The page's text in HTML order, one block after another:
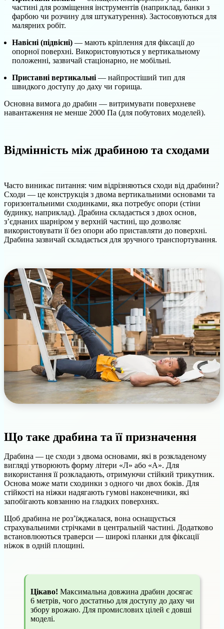
частині для розміщення інструментів (наприклад, банки з
фарбою чи розчину для штукатурення). Застосовуються для
малярних робіт.
Навісні (підвісні) — мають кріплення для фіксації до
опорної поверхні. Використовуються у вертикальному
положенні, зазвичай стаціонарно, не мобільні.
Приставні вертикальні — найпростіший тип для
швидкого доступу до даху чи горища.
Основна вимога до драбин — витримувати поверхневе
навантаження не менше 2000 Па (для побутових моделей).
Відмінність між драбиною та сходами
Часто виникає питання: чим відрізняються сходи від драбини?
Сходи — це конструкція з двома вертикальними основами та
горизонтальними сходинками, яка потребує опори (стіни
будинку, наприклад). Драбина складається з двох основ,
з’єднаних шарніром у верхній частині, що дозволяє
використовувати її без опори або приставляти до поверхні.
Драбина зазвичай складається для зручного транспортування.
Що таке драбина та її призначення
Драбина — це сходи з двома основами, які в розкладеному
вигляді утворюють форму літери «Л» або «А». Для
використання її розкладають, отримуючи стійкий трикутник.
Основа може мати сходинки з одного чи двох боків. Для
стійкості на ніжки надягають гумові наконечники, які
запобігають ковзанню на гладких поверхнях.
Щоб драбина не роз’їжджалася, вона оснащується
страхувальними стрічками в центральній частині. Додатково
встановлюються траверси — широкі планки для фіксації
ніжок в одній площині.
Цікаво! Максимальна довжина драбин досягає
6 метрів, чого достатньо для доступу до даху чи
збору врожаю. Для промислових цілей є довші
моделі.